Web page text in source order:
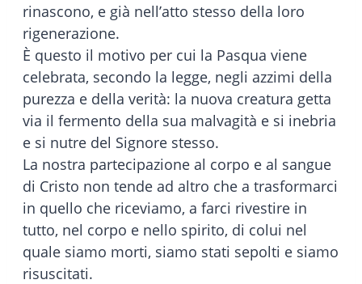
rinascono, e già nell’atto stesso della loro
rigenerazione.
È questo il motivo per cui la Pasqua viene
celebrata, secondo la legge, negli azzimi della
purezza e della verità: la nuova creatura getta
via il fermento della sua malvagità e si inebria
e si nutre del Signore stesso.
La nostra partecipazione al corpo e al sangue
di Cristo non tende ad altro che a trasformarci
in quello che riceviamo, a farci rivestire in
tutto, nel corpo e nello spirito, di colui nel
quale siamo morti, siamo stati sepolti e siamo
risuscitati.